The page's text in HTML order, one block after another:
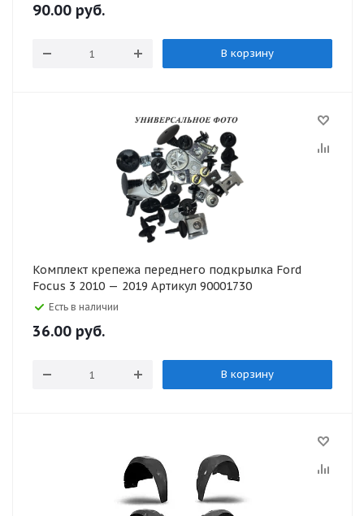
90.00 руб.
В корзину
Комплект крепежа переднего подкрылка Ford
Focus 3 2010 — 2019 Артикул 90001730
Есть в наличии
36.00 руб.
В корзину